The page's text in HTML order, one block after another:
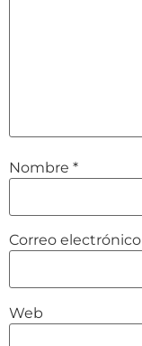
Nombre *
Correo electrónico
Web